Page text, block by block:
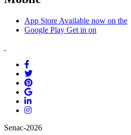
App Store Available now on the
Google Play Get in on
Senac-2026